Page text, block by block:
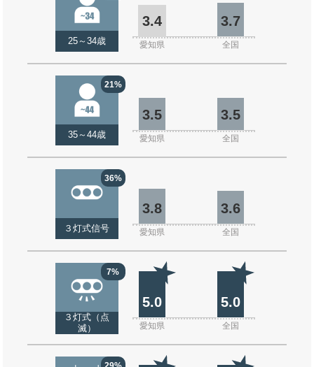
25～34歳
3.4 3.7
愛知県 全国
21%
35～44歳
3.5 3.5
愛知県 全国
36%
３灯式信号
3.8 3.6
愛知県 全国
7%
３灯式（点
滅）
5.0 5.0
愛知県 全国